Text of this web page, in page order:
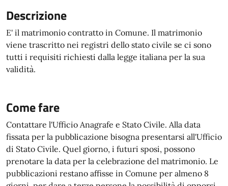
Descrizione
E' il matrimonio contratto in Comune. Il matrimonio
viene trascritto nei registri dello stato civile se ci sono
tutti i requisiti richiesti dalla legge italiana per la sua
validità.
Come fare
Contattare l'Ufficio Anagrafe e Stato Civile. Alla data
fissata per la pubblicazione bisogna presentarsi all'Ufficio
di Stato Civile. Quel giorno, i futuri sposi, possono
prenotare la data per la celebrazione del matrimonio. Le
pubblicazioni restano affisse in Comune per almeno 8